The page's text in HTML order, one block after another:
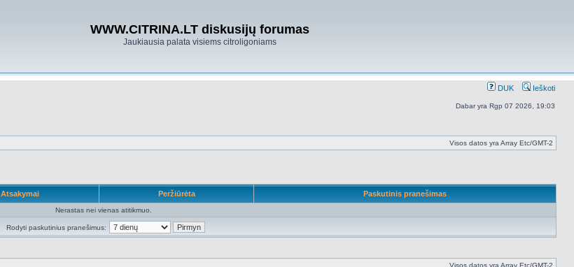
WWW.CITRINA.LT diskusijų forumas
Jaukiausia palata visiems citroligoniams
DUK Ieškoti
Dabar yra Rgp 07 2026, 19:03
Visos datos yra Array Etc/GMT-2
Atsakymai Peržiūrėta Paskutinis pranešimas
Nerastas nei vienas atitikmuo.
Rodyti paskutinius pranešimus:
Visos datos yra Array Etc/GMT-2